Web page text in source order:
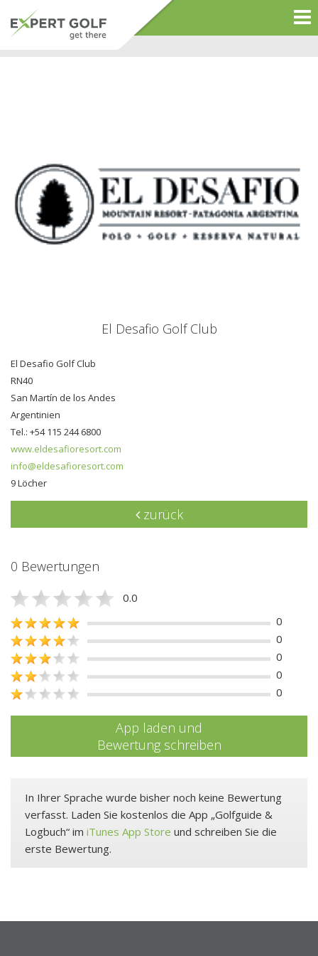
El Desafio Golf Club
El Desafio Golf Club
RN40
San Martín de los Andes
Argentinien
Tel.: +54 115 244 6800
www.eldesafioresort.com
info@eldesafioresort.com
9 Löcher
zurück
0 Bewertungen
0.0
0
0
0
0
0
App laden und
Bewertung schreiben
In Ihrer Sprache wurde bisher noch keine Bewertung
verfasst. Laden Sie kostenlos die App „Golfguide &
Logbuch“ im iTunes App Store und schreiben Sie die
erste Bewertung.